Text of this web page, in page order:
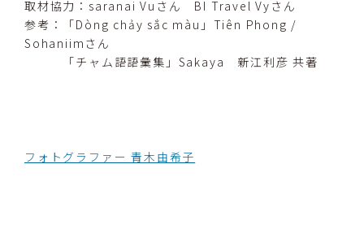
取材協力：saranai Vuさん BI Travel Vyさん
参考：「Dòng chảy sắc màu」Tiên Phong /
Sohaniimさん
「チャム語語彙集」Sakaya 新江利彦 共著
フォトグラファー 青木由希子